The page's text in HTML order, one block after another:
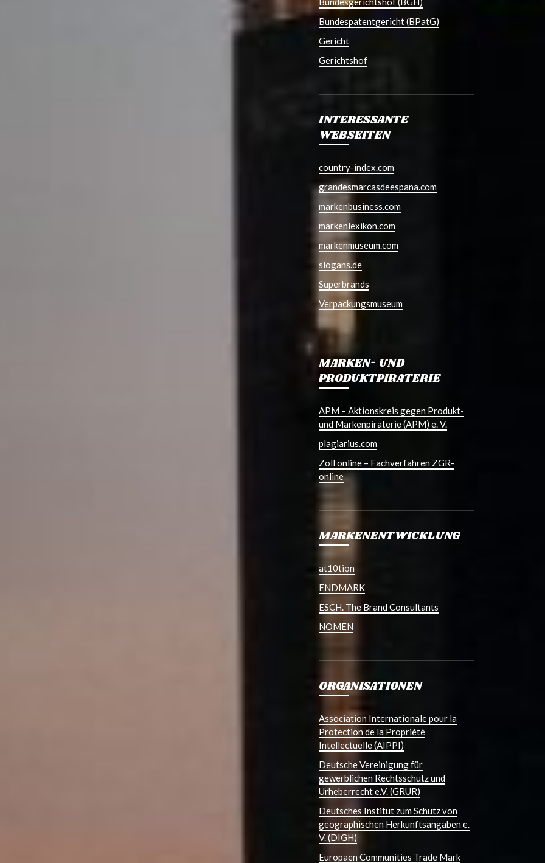
Bundespatentgericht (BPatG)
Gericht
Gerichtshof
INTERESSANTE
WEBSEITEN
country-index.com
grandesmarcasdeespana.com
markenbusiness.com
markenlexikon.com
markenmuseum.com
slogans.de
Superbrands
Verpackungsmuseum
MARKEN- UND
PRODUKTPIRATERIE
APM – Aktionskreis gegen Produkt-
und Markenpiraterie (APM) e. V.
plagiarius.com
Zoll online – Fachverfahren ZGR-
online
MARKENENTWICKLUNG
at10tion
ENDMARK
ESCH. The Brand Consultants
NOMEN
ORGANISATIONEN
Association Internationale pour la
Protection de la Propriété
Intellectuelle (AIPPI)
Deutsche Vereinigung für
gewerblichen Rechtsschutz und
Urheberrecht e.V. (GRUR)
Deutsches Institut zum Schutz von
geographischen Herkunftsangaben e.
V. (DIGH)
Europaen Communities Trade Mark